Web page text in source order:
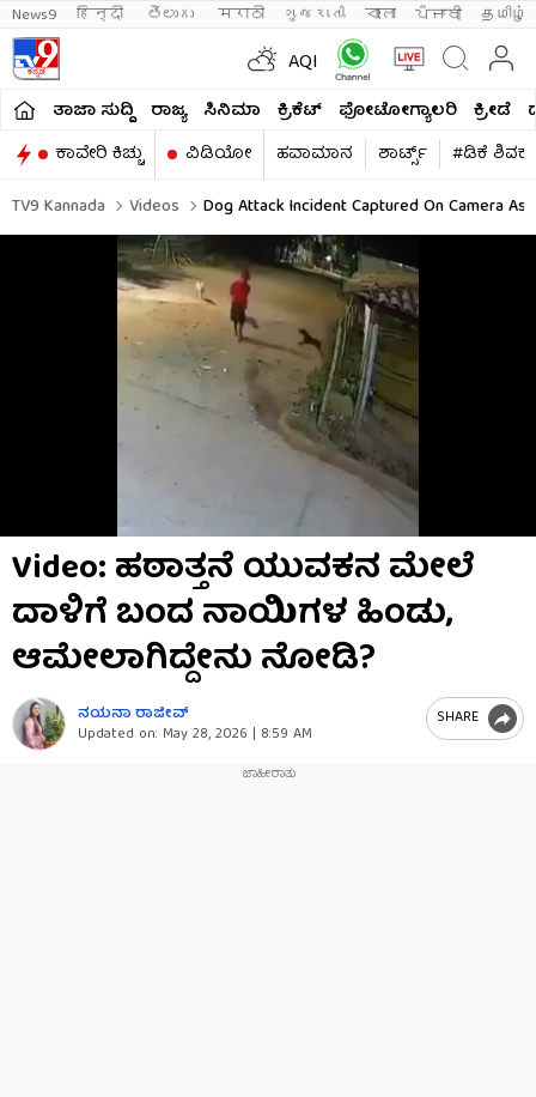
News9 हिन्दी తెలుగు मराठी ગુજરાતી বাংলা ਪੰਜਾਬੀ தமிழ்
AQI
ತಾಜಾ ಸುದ್ದಿ ರಾಜ್ಯ ಸಿನಿಮಾ ಕ್ರಿಕೆಟ್​ ಫೋಟೋಗ್ಯಾಲರಿ ಕ್ರೀಡೆ
ಕಾವೇರಿ ಕಿಚ್ಚು
ವಿಡಿಯೋ ಹವಾಮಾನ ಶಾರ್ಟ್ಸ್​
#ಡಿಕೆ
TV9 Kannada
Videos Dog Attack Incident Captured On Camera As
seconds
23
seconds
Video: ಹಠಾತ್ತನೆ ಯುವಕನ ಮೇಲೆ
ದಾಳಿಗೆ ಬಂದ ನಾಯಿಗಳ ಹಿಂಡು,
ಆಮೇಲಾಗಿದ್ದೇನು ನೋಡಿ?
ನಯನಾ ರಾಜೀವ್
Updated on: May 28, 2026 | 8:59 AM
SHARE